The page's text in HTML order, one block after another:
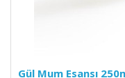
Gül Mum Esansı